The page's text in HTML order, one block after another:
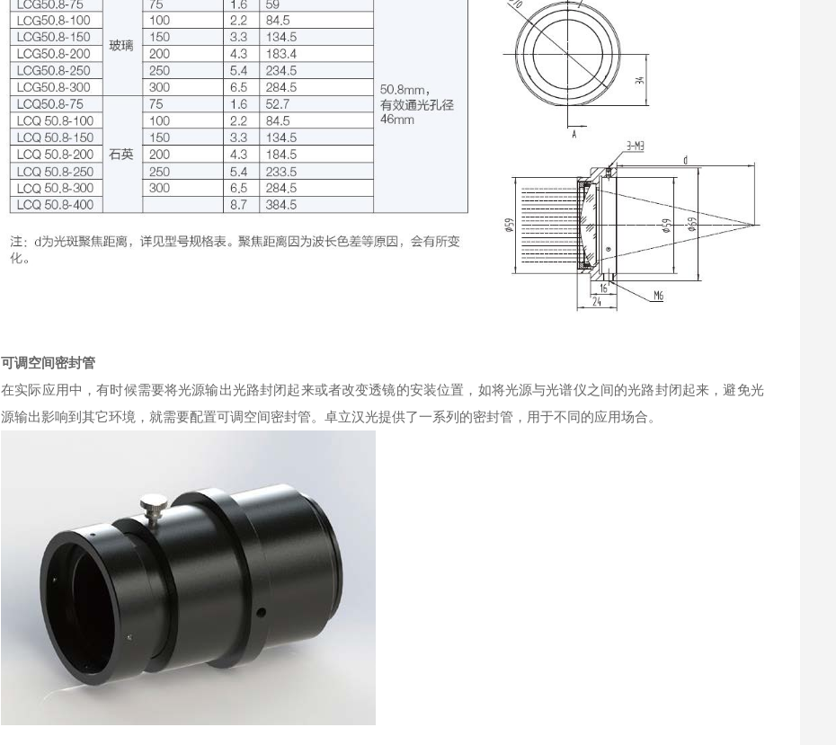
可调空间密封管
在实际应用中，有时候需要将光源输出光路封闭起来或者改变透镜的安装位置，如将光源与光谱仪之间的光路封闭起来，避免光
源输出影响到其它环境，就需要配置可调空间密封管。卓立汉光提供了一系列的密封管，用于不同的应用场合。